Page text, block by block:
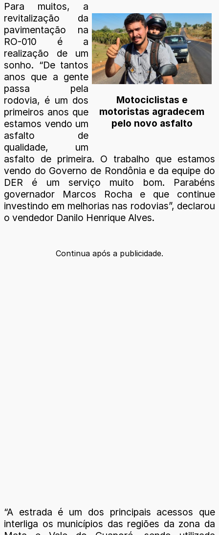
Motociclistas e
motoristas agradecem
pelo novo asfalto
Para muitos, a
revitalização da
pavimentação na
RO-010 é a
realização de um
sonho. “De tantos
anos que a gente
passa pela
rodovia, é um dos
primeiros anos que
estamos vendo um
asfalto de
qualidade, um
asfalto de primeira. O trabalho que estamos
vendo do Governo de Rondônia e da equipe do
DER é um serviço muito bom. Parabéns
governador Marcos Rocha e que continue
investindo em melhorias nas rodovias”, declarou
o vendedor Danilo Henrique Alves.
Continua após a publicidade.
“A estrada é um dos principais acessos que
interliga os municípios das regiões da zona da